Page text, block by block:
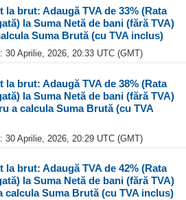
la brut: Adaugă TVA de 33% (Rata
la Suma Netă de bani (fără TVA)
Suma Brută (cu TVA inclus)
Aprilie, 2026, 20:33 UTC (GMT)
la brut: Adaugă TVA de 38% (Rata
la Suma Netă de bani (fără TVA)
a calcula Suma Brută (cu TVA
Aprilie, 2026, 20:29 UTC (GMT)
la brut: Adaugă TVA de 42% (Rata
la Suma Netă de bani (fără TVA)
calcula Suma Brută (cu TVA inclus)